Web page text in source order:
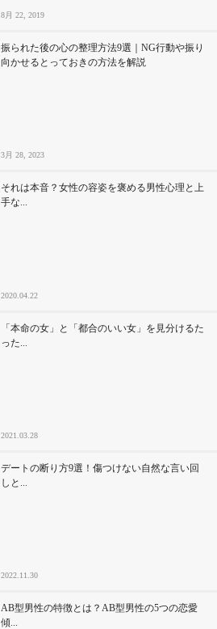
8月 22, 2019
振られた後の心の整理方法9選｜NG行動や振り
向かせるとっておきの方法を解説
3月 28, 2023
それは本音？女性の容姿を褒める男性心理と上
手な...
2020.04.22
「本命の女」と「都合のいい女」を見分けるた
った...
2021.03.28
デートの断り方9選！傷つけない自然な言い回
しと...
2022.11.30
AB型男性の特徴とは？AB型男性の5つの恋愛
傾...